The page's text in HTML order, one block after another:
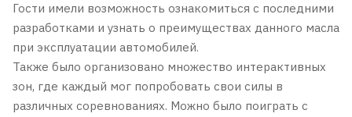
Гости имели возможность ознакомиться с последними
разработками и узнать о преимуществах данного масла
при эксплуатации автомобилей.
Также было организовано множество интерактивных
зон, где каждый мог попробовать свои силы в
различных соревнованиях. Можно было поиграть с